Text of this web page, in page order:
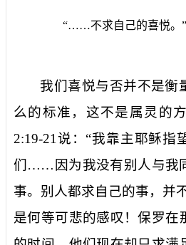
“……不求自己的喜悦。
我们喜悦与否并不是衡
么的标准，这不是属灵的
2:19-21 说：“我靠主耶稣指
们……因为我没有别人与我
事。别人都求自己的事，并
是何等可悲的感叹！保罗在